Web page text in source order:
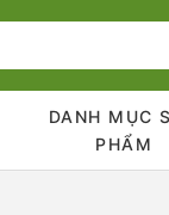
DANH MỤC
PHẨM